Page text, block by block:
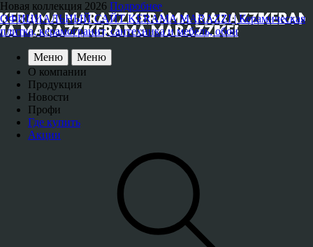
Новая коллекция 2026 Подробнее
ОФИЦИАЛЬНЫЙ САЙТ KERAMA MARAZZI | Керамическая
плитка, керамогранит, сантехника и мебель, обои
Меню
Меню
О компании
Продукция
Новости
Профи
Где купить
Акции